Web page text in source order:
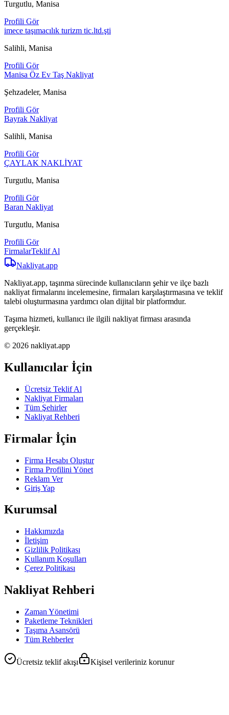
Turgutlu, Manisa
Profili Gör
imece taşımacılık turizm tic.ltd.şti
Salihli, Manisa
Profili Gör
Manisa Öz Ev Taş Nakliyat
Şehzadeler, Manisa
Profili Gör
Bayrak Nakliyat
Salihli, Manisa
Profili Gör
ÇAYLAK NAKLİYAT
Turgutlu, Manisa
Profili Gör
Baran Nakliyat
Turgutlu, Manisa
Profili Gör
FirmalarTeklif Al
Nakliyat.app
Nakliyat.app, taşınma sürecinde kullanıcıların şehir ve ilçe bazlı
nakliyat firmalarını incelemesine, firmaları karşılaştırmasına ve teklif
talebi oluşturmasına yardımcı olan dijital bir platformdur.
Taşıma hizmeti, kullanıcı ile ilgili nakliyat firması arasında
gerçekleşir.
© 2026 nakliyat.app
Kullanıcılar İçin
Ücretsiz Teklif Al
Nakliyat Firmaları
Tüm Şehirler
Nakliyat Rehberi
Firmalar İçin
Firma Hesabı Oluştur
Firma Profilini Yönet
Reklam Ver
Giriş Yap
Kurumsal
Hakkımızda
İletişim
Gizlilik Politikası
Kullanım Koşulları
Çerez Politikası
Nakliyat Rehberi
Zaman Yönetimi
Paketleme Teknikleri
Taşıma Asansörü
Tüm Rehberler
Ücretsiz teklif akışı Kişisel verileriniz korunur